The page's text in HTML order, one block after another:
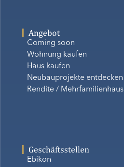
Angebot
Coming soon
Wohnung kaufen
Haus kaufen
Neubauprojekte entdecken
Rendite / Mehrfamilienhaus
Geschäftsstellen
Ebikon